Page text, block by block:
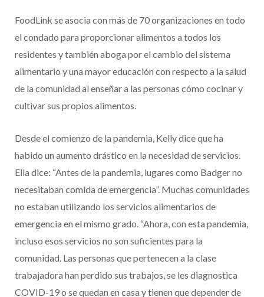
FoodLink se asocia con más de 70 organizaciones en todo
el condado para proporcionar alimentos a todos los
residentes y también aboga por el cambio del sistema
alimentario y una mayor educación con respecto a la salud
de la comunidad al enseñar a las personas cómo cocinar y
cultivar sus propios alimentos.
Desde el comienzo de la pandemia, Kelly dice que ha
habido un aumento drástico en la necesidad de servicios.
Ella dice: “Antes de la pandemia, lugares como Badger no
necesitaban comida de emergencia”. Muchas comunidades
no estaban utilizando los servicios alimentarios de
emergencia en el mismo grado. “Ahora, con esta pandemia,
incluso esos servicios no son suficientes para la
comunidad. Las personas que pertenecen a la clase
trabajadora han perdido sus trabajos, se les diagnostica
COVID-19 o se quedan en casa y tienen que depender de